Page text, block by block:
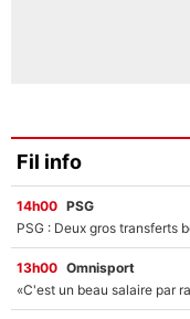
Fil info
14h00 PSG
13h00 Omnisport